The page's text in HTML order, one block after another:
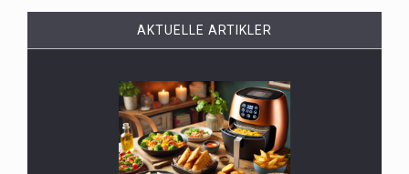
AKTUELLE ARTIKLER